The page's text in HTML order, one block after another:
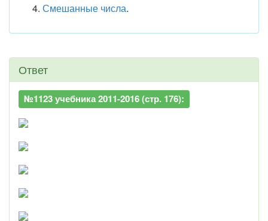
Смешанные числа.
Ответ
№1123 учебника 2011-2016 (стр. 176):